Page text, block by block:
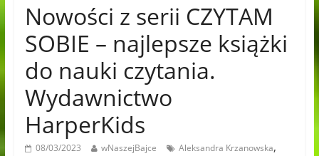
Nowości z serii CZYTAM
SOBIE – najlepsze książki
do nauki czytania.
Wydawnictwo
HarperKids
08/03/2023 wNaszejBajce Aleksandra Krzanowska,